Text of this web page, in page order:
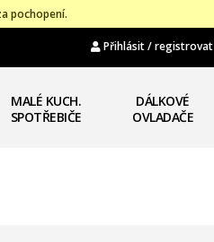
pochopení.
Přihlásit / registrovat
MALÉ KUCH.
SPOTŘEBIČE
DÁLKOVÉ
OVLADAČE